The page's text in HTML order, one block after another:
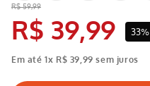
R$ 59,99
R$ 39,99 33%
Em até1x R$ 39 99 sem juros